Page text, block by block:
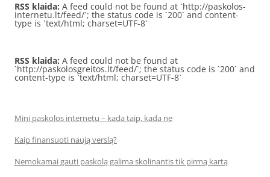
RSS klaida: A feed could not be found at `http://paskolos-
internetu.lt/feed/`; the status code is `200` and content-
type is `text/html; charset=UTF-8`
RSS klaida: A feed could not be found at
`http://paskolosgreitos.lt/feed/`; the status code is `200` and
content-type is `text/html; charset=UTF-8`
Mini paskolos internetu – kada taip, kada ne
Kaip finansuoti naują verslą?
Nemokamai gauti paskolą galima skolinantis tik pirmą kartą